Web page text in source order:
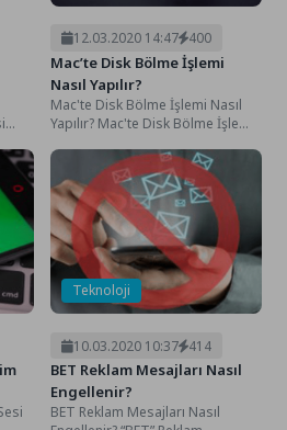
12.03.2020 14:47 400
Mac’te Disk Bölme İşlemi
Nasıl Yapılır?
Mac'te Disk Bölme İşlemi Nasıl
Yapılır? Mac'te Disk Bölme İşlemi
kullanıcıları...
Teknoloji
10.03.2020 10:37 414
BET Reklam Mesajları Nasıl
Engellenir?
BET Reklam Mesajları Nasıl